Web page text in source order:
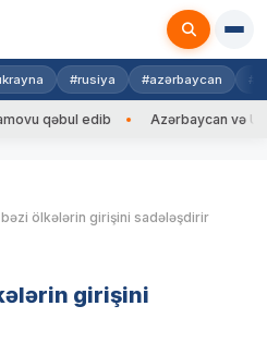
#rusiya #azərbaycan
qəbul edib Azərbaycan və
ölkələrin girişini sadələşdirir
girişini